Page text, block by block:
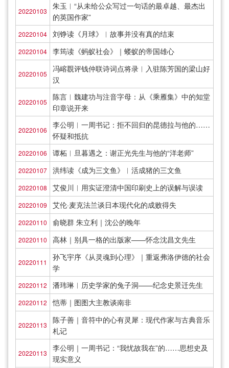
20220103
朱玉︱“从未给公众写过一句话的最卓越、最杰出
的英国作家”
20220104 刘铮读《月球》︱故事并没有真的结束
20220104 李筠读《蚂蚁社会》｜蝼蚁的帝国雄心
20220105
冯嵱覠评钱仲联诗词点将录︱入驻陈芳国的梁山好
汉
20220105
陈言︱魏建功与注音字母：从《乘雁集》中的知堂
印章说开来
20220106
李公明︱一周书记：拒不回归的昆德拉与他的……
怀疑和抵抗
20220106 谭柘︱旦暮遇之：谢正光先生与他的“洋老师”
20220107 洪纬读《成为三文鱼》︱活成猪的三文鱼
20220108 艾俊川︱用实证澄清中国印刷史上的误解与误读
20220109 艾伦·麦克法兰谈日本现代化的成败得失
20220110 俞晓群 朱立利｜沈公的晚年
20220110 高林｜别具一格的出版家——怀念沈昌文先生
20220111
孙飞宇序《从灵魂到心理》｜重返弗洛伊德的社会
学
20220112 潘玮琳︱历史学家的兔子洞——纪念史景迁先生
20220112 恺蒂｜图图大主教谈南非
20220113
陈子善｜音符中的心有灵犀：现代作家与古典音乐
札记
20220113
李公明｜一周书记：“我忧故我在”的……思想史及
现实意义